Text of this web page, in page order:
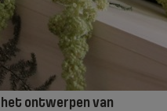
het ontwerpen van